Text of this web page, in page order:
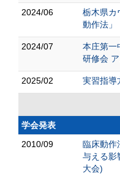
2024/06
栃木県カ
動作法」
2024/07
本庄第一
研修会
2025/02 実習指導
学会発表
2010/09
臨床動作
与える影
大会)